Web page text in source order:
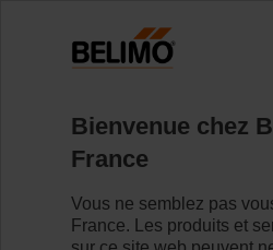
Accueil
Bienvenue chez
France
Vous ne semblez pas
France. Les produits et